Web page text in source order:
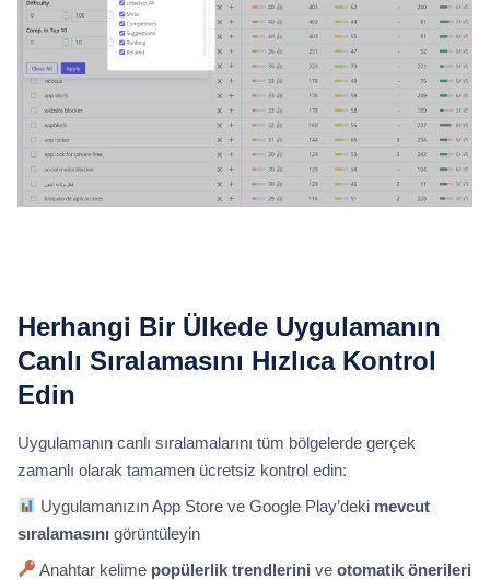
Herhangi Bir Ülkede Uygulamanın
Canlı Sıralamasını Hızlıca Kontrol
Edin
Uygulamanın canlı sıralamalarını tüm bölgelerde gerçek
zamanlı olarak tamamen ücretsiz kontrol edin:
Uygulamanızın App Store ve Google Play’deki mevcut
sıralamasını görüntüleyin
Anahtar kelime popülerlik trendlerini veotomatik önerileri